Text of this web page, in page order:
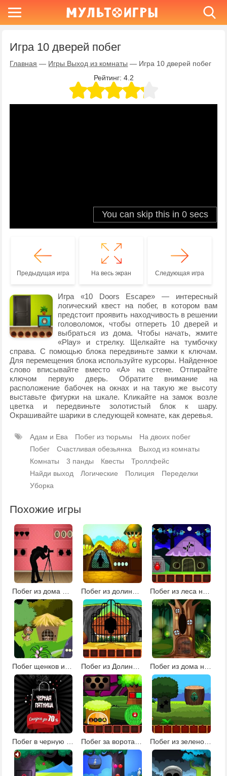
Игра 10 дверей побег
Главная — Игры Выход из комнаты — Игра 10 дверей побег
Рейтинг: 4.2
Предыдущая игра На весь экран Следующая игра
Игра «10 Doors Escape» — интересный
логический квест на побег, в котором вам
предстоит проявить находчивость в решении
головоломок, чтобы отпереть 10 дверей и
выбраться из дома. Чтобы начать, жмите
«Play» и стрелку. Щелкайте на тумбочку
справа. С помощью блока передвиньте замки к ключам.
Для перемещения блока используйте курсоры. Найденное
слово вписывайте вместо «А» на стене. Отпирайте
ключом первую дверь. Обратите внимание на
расположение бабочек на окнах и на такую же высоту
выставьте фигурки на шкале. Кликайте на замок возле
цветка и передвиньте золотистый блок к шару.
Окрашивайте шарики в следующей комнате, как деревья.
Адам и Ева Побег из тюрьмы
На двоих побег
Побег
Счастливая обезьянка
Выход из комнаты
Комнаты
3 панды Квесты
Троллфейс
Найди выход
Логические Полиция
Переделки
Уборка
Похожие игры
Побег из дома фотографа Побег из долины башен Побег из леса на Хэллоуин 2
Побег щенков из клетки Побег из Долины черепа Побег из дома на дереве
Побег из зеленой усадьбы